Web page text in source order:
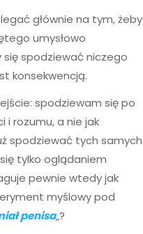
głównie na tym, żeby
umysłowo
spodziewać niczego
konsekwencją.
spodziewam się po
i rozumu, a nie jak
spodziewać tych samych
tylko oglądaniem
pewnie wtedy jak
myślowy pod
penisa„?